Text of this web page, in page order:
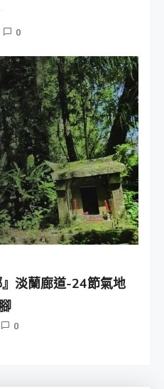
0
』淡蘭廊道-24節氣地
0